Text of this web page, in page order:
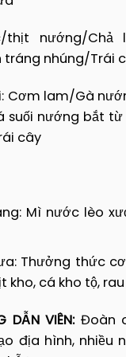
10h30:Đoàn
Sau đó, xe
phục chốn tiên
kế tiếp.
thịt nướng/Chả
tráng nhúng/Trái
Cơm lam/Gà
suối nướng bắt
cây
Mì nước lèo
Thưởng thức
kho, cá kho tộ,
DẪN VIÊN: Đoàn
địa hình, nhiều